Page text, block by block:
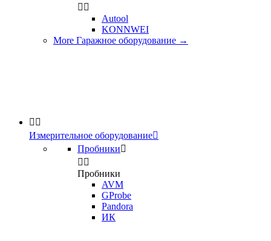
 
Autool
KONNWEI
More Гаражное оборудование →
 
Измерительное оборудование
Пробники
 
Пробники
AVM
GProbe
Pandora
ИК